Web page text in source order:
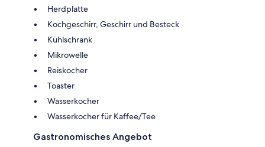
Herdplatte
Kochgeschirr, Geschirr und Besteck
Kühlschrank
Mikrowelle
Reiskocher
Toaster
Wasserkocher
Wasserkocher für Kaffee/Tee
Gastronomisches Angebot